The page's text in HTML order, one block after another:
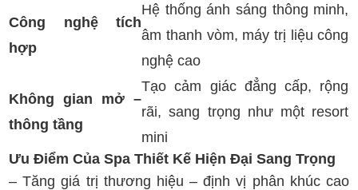
Công nghệ tích
hợp
Hệ thống ánh sáng thông minh,
âm thanh vòm, máy trị liệu công
nghệ cao
Không gian mở –
thông tầng
Tạo cảm giác đẳng cấp, rộng
rãi, sang trọng như một resort
mini
Ưu Điểm Của Spa Thiết Kế Hiện Đại Sang Trọng
– Tăng giá trị thương hiệu – định vị phân khúc cao